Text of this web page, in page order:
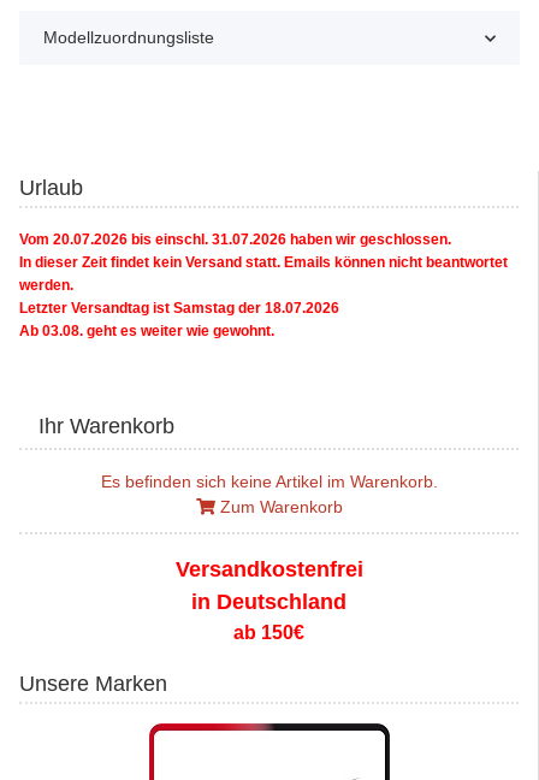
Modellzuordnungsliste
Urlaub
Vom 20.07.2026 bis einschl. 31.07.2026 haben wir geschlossen.
In dieser Zeit findet kein Versand statt. Emails können nicht beantwortet
werden.
Letzter Versandtag ist Samstag der 18.07.2026
Ab 03.08. geht es weiter wie gewohnt.
Ihr Warenkorb
Es befinden sich keine Artikel im Warenkorb.
Zum Warenkorb
Versandkostenfrei
in Deutschland
ab 150€
Unsere Marken